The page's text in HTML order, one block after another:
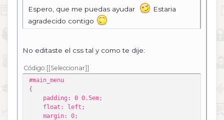
Espero, que me puedas ayudar
Estaria
agradecido contigo
No editaste el css tal y como te dije:
Código
[Seleccionar]
#main_menu
{
padding: 0 0.5em;
float: left;
margin: 0;